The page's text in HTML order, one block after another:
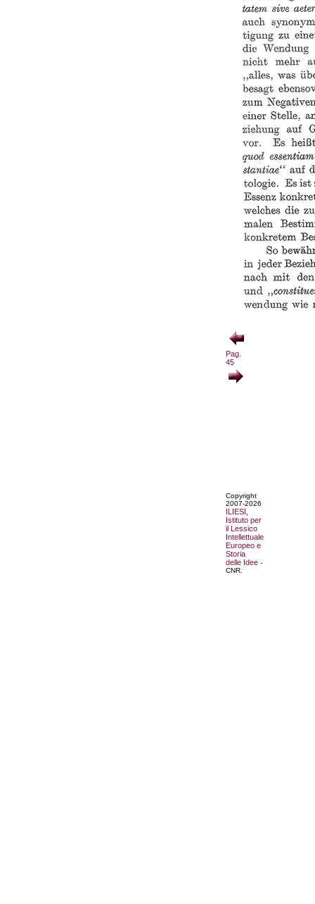
Pag.
45
Copyright
2007-2026
ILIESI,
Istituto per
il Lessico
Intellettuale
Europeo e
Storia
delle Idee -
CNR.